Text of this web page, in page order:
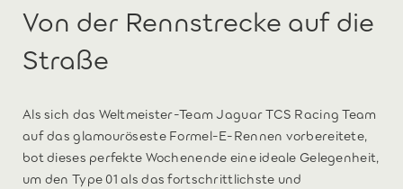
Von der Rennstrecke auf die
Straße
Als sich das Weltmeister-Team Jaguar TCS Racing Team
auf das glamouröseste Formel-E-Rennen vorbereitete,
bot dieses perfekte Wochenende eine ideale Gelegenheit,
um den Type 01 als das fortschrittlichste und